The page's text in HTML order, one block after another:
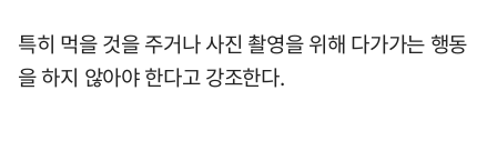
특히 먹을 것을 주거나 사진 촬영을 위해 다가가는 행동
을 하지 않아야 한다고 강조한다.